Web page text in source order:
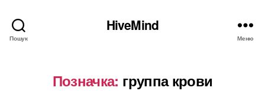
Пошук
HiveMind
Меню
Позначка: группа крови